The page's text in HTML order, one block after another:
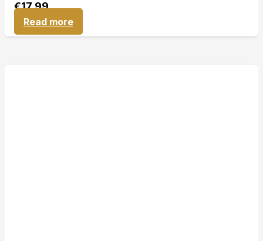
€17,99
Read more